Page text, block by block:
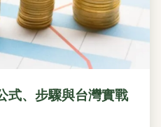
式、步驟與台灣實戰